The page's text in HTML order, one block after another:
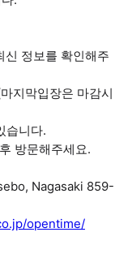
신 정보를 확인해주
지막입장은 마감시
습니다.
방문해주세요.
Nagasaki 859-
opentime/